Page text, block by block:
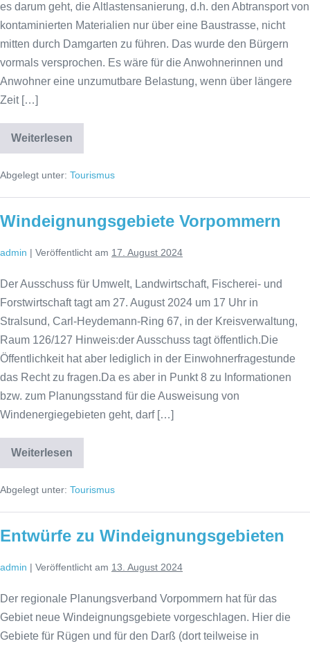
es darum geht, die Altlastensanierung, d.h. den Abtransport von
kontaminierten Materialien nur über eine Baustrasse, nicht
mitten durch Damgarten zu führen. Das wurde den Bürgern
vormals versprochen. Es wäre für die Anwohnerinnen und
Anwohner eine unzumutbare Belastung, wenn über längere
Zeit […]
Weiterlesen
Neues
Bürgerbegehren
Damgarten
Abgelegt unter: Tourismus
Windeignungsgebiete Vorpommern
admin | Veröffentlicht am 17. August 2024
Der Ausschuss für Umwelt, Landwirtschaft, Fischerei- und
Forstwirtschaft tagt am 27. August 2024 um 17 Uhr in
Stralsund, Carl-Heydemann-Ring 67, in der Kreisverwaltung,
Raum 126/127 Hinweis:der Ausschuss tagt öffentlich.Die
Öffentlichkeit hat aber lediglich in der Einwohnerfragestunde
das Recht zu fragen.Da es aber in Punkt 8 zu Informationen
bzw. zum Planungsstand für die Ausweisung von
Windenergiegebieten geht, darf […]
WeiterlesenWindeignungsgebiete
Vorpommern
Abgelegt unter: Tourismus
Entwürfe zu Windeignungsgebieten
admin | Veröffentlicht am 13. August 2024
Der regionale Planungsverband Vorpommern hat für das
Gebiet neue Windeignungsgebiete vorgeschlagen. Hier die
Gebiete für Rügen und für den Darß (dort teilweise in